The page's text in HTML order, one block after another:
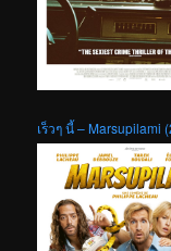
เร็วๆ นี้ – Marsupilami